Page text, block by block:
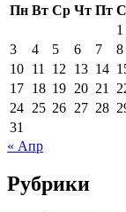
Пн Вт Ср Чт Пт
1
3
4 5 6 7 8
10 11 12 13 14
17 18 19 20 21
24 25 26 27 28
31
« Апр
Рубрики